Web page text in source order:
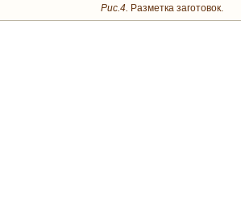
Рис.4. Разметка заготовок.